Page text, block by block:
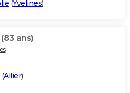
(Yvelines)
(83 ans)
(Allier)